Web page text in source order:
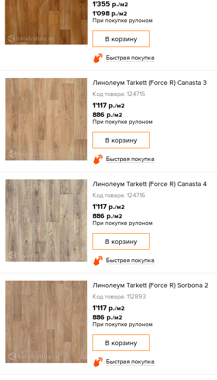
1'355 р./м2
1'098 р./м2
При покупке рулоном
В корзину
Быстрая покупка
Линолеум Tarkett (Force R) Canasta 3
Код товара: 124715
1'117 р./м2
886 р./м2
При покупке рулоном
В корзину
Быстрая покупка
Линолеум Tarkett (Force R) Canasta 4
Код товара: 124716
1'117 р./м2
886 р./м2
При покупке рулоном
В корзину
Быстрая покупка
Линолеум Tarkett (Force R) Sorbona 2
Код товара: 112893
1'117 р./м2
886 р./м2
При покупке рулоном
В корзину
Быстрая покупка